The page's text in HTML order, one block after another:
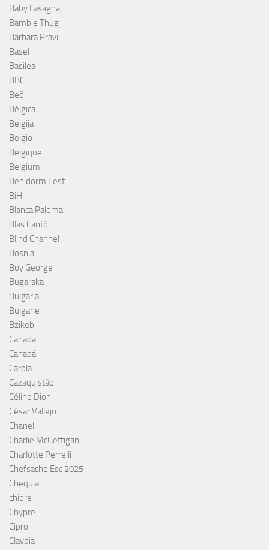
Baby Lasagna
Bambie Thug
Barbara Pravi
Basel
Basilea
BBC
Beč
Bélgica
Belgija
Belgio
Belgique
Belgium
Benidorm Fest
BiH
Blanca Paloma
Blas Cantó
Blind Channel
Bosnia
Boy George
Bugarska
Bulgaria
Bulgarie
Bzikebi
Canada
Canadá
Carola
Cazaquistão
Céline Dion
César Vallejo
Chanel
Charlie McGettigan
Charlotte Perrelli
Chefsache Esc 2025
Chequia
chipre
Chypre
Cipro
Clavdia